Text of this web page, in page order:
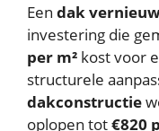
Een dak
investering die
per m² kost voor
structurele
dakconstructie
oplopen tot€820